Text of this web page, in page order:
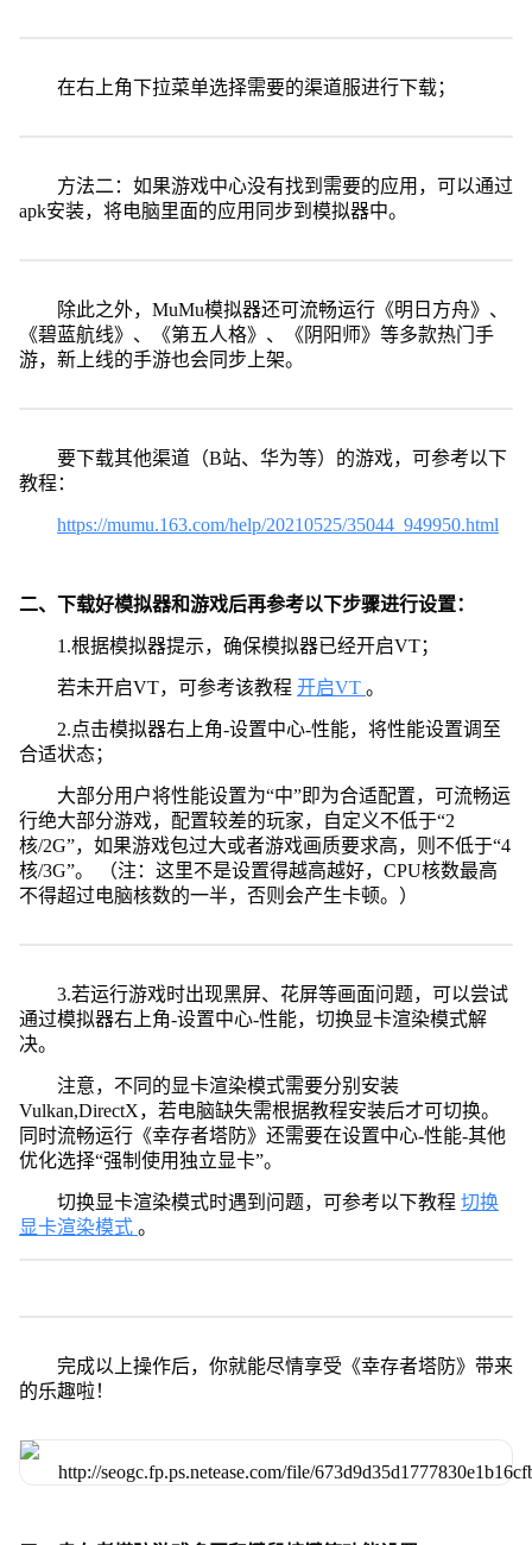
在右上角下拉菜单选择需要的渠道服进行下载；
方法二：如果游戏中心没有找到需要的应用，可以通过
apk安装，将电脑里面的应用同步到模拟器中。
除此之外，MuMu模拟器还可流畅运行《明日方舟》、
《碧蓝航线》、《第五人格》、《阴阳师》等多款热门手
游，新上线的手游也会同步上架。
要下载其他渠道（B站、华为等）的游戏，可参考以下
教程：
https://mumu.163.com/help/20210525/35044_949950.html
二、下载好模拟器和游戏后再参考以下步骤进行设置：
1.根据模拟器提示，确保模拟器已经开启VT；
若未开启VT，可参考该教程 开启VT 。
2.点击模拟器右上角-设置中心-性能，将性能设置调至
合适状态；
大部分用户将性能设置为“中”即为合适配置，可流畅运
行绝大部分游戏，配置较差的玩家，自定义不低于“2
核/2G”，如果游戏包过大或者游戏画质要求高，则不低于“4
核/3G”。 （注：这里不是设置得越高越好，CPU核数最高
不得超过电脑核数的一半，否则会产生卡顿。）
3.若运行游戏时出现黑屏、花屏等画面问题，可以尝试
通过模拟器右上角-设置中心-性能，切换显卡渲染模式解
决。
注意，不同的显卡渲染模式需要分别安装
Vulkan,DirectX，若电脑缺失需根据教程安装后才可切换。
同时流畅运行《幸存者塔防》还需要在设置中心-性能-其他
优化选择“强制使用独立显卡”。
切换显卡渲染模式时遇到问题，可参考以下教程 切换
显卡渲染模式 。
完成以上操作后，你就能尽情享受《幸存者塔防》带来
的乐趣啦！